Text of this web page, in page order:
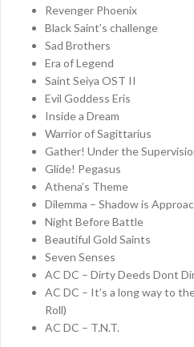
Revenger Phoenix
Black Saint’s challenge
Sad Brothers
Era of Legend
Saint Seiya OST II
Evil Goddess Eris
Inside a Dream
Warrior of Sagittarius
Gather! Under the
Glide! Pegasus
Athena’s Theme
Dilemma – Shadow is
Night Before Battle
Beautiful Gold Saints
Seven Senses
AC DC – Dirty Deeds Dont
AC DC – It’s a long way to
Roll)
AC DC – T.N.T.